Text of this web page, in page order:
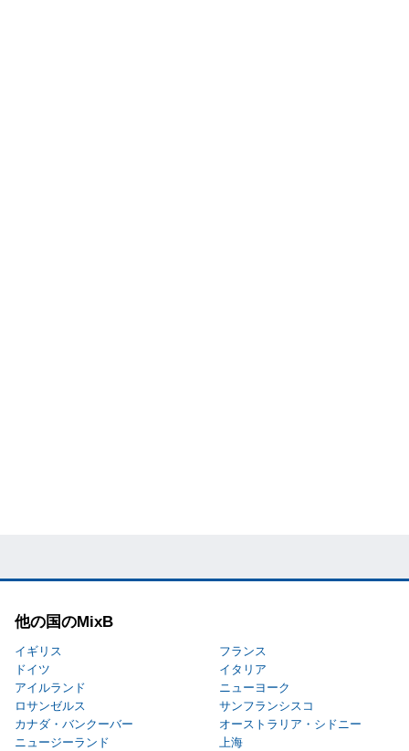
他の国のMixB
イギリス
フランス
ドイツ
イタリア
アイルランド
ニューヨーク
ロサンゼルス
サンフランシスコ
カナダ・バンクーバー
オーストラリア・シドニー
ニュージーランド
上海